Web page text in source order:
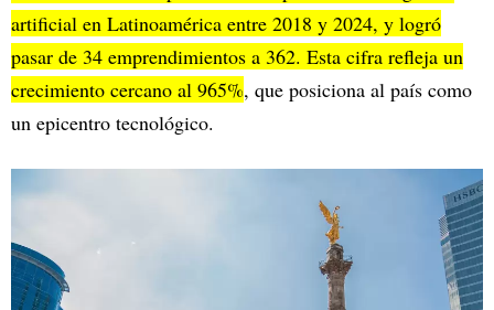
artificial en Latinoamérica entre 2018 y 2024, y logró
pasar de 34 emprendimientos a 362. Esta cifra refleja un
crecimiento cercano al 965%, que posiciona al país como
un epicentro tecnológico.